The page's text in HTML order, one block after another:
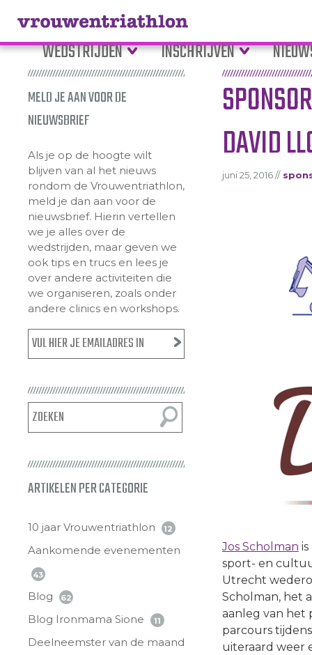
WEDSTRIJDEN INSCHRIJVEN
MELD JE AAN VOOR DE
NIEUWSBRIEF
Als je op de hoogte wilt
blijven van al het nieuws
rondom de Vrouwentriathlon,
meld je dan aan voor de
nieuwsbrief. Hierin vertellen
we je alles over de
wedstrijden, maar geven we
ook tips en trucs en lees je
over andere activiteiten die
we organiseren, zoals onder
andere clinics en workshops.
ARTIKELEN PER CATEGORIE
10 jaar Vrouwentriathlon 12
Aankomende evenementen
43
Blog 62
Blog Ironmama Sione 11
Deelneemster van de maand
DAVID
juni 25, 2016 //
Jos Scholman
sport- en
Utrecht
Scholman, het
aanleg van het
parcours
uiteraard weer